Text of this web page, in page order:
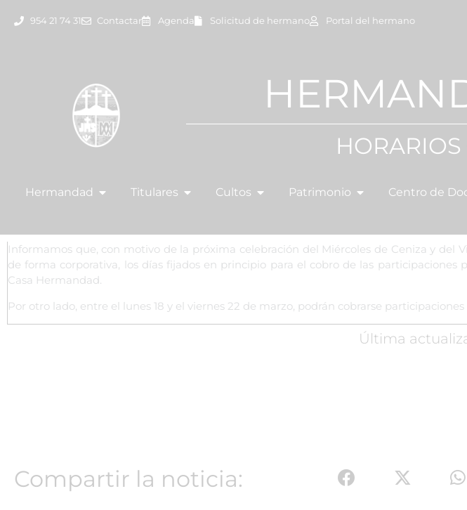
954 21 74 31 Contactar Agenda Solicitud de hermano Portal del hermano
Hermandad Titulares Cultos Patrimonio Centro de
Informamos que, con motivo de la próxima celebración del Miércoles de Ceniza y del
de forma corporativa, los días fijados en principio para el cobro de las participaciones
Casa Hermandad.
Por otro lado, entre el lunes 18 y el viernes 22 de marzo, podrán cobrarse
Última
Compartir la noticia: